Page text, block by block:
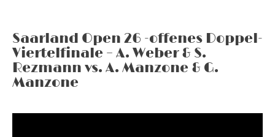
Saarland Open 26 -offenes Doppel-
Viertelfinale – A. Weber & S.
Rezmann vs. A. Manzone & G.
Manzone